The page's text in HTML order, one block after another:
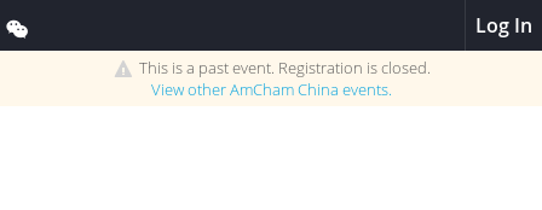
Log In
This is a past event. Registration is closed.
View otherAmCham China events.